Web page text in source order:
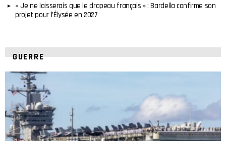
« Je ne laisserais que le drapeau français » : Bardella confirme son
projet pour l’Élysée en 2027
GUERRE